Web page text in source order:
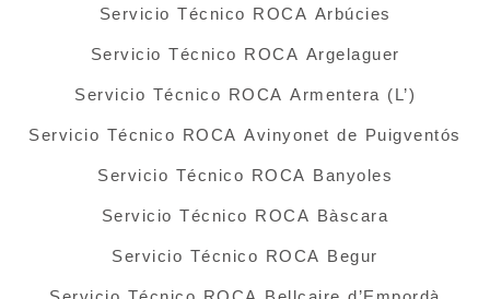
Servicio Técnico ROCA Arbúcies
Servicio Técnico ROCA Argelaguer
Servicio Técnico ROCA Armentera (L’)
Servicio Técnico ROCA Avinyonet de Puigventós
Servicio Técnico ROCA Banyoles
Servicio Técnico ROCA Bàscara
Servicio Técnico ROCA Begur